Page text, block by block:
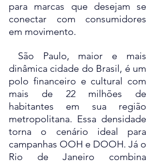
para marcas que desejam se
conectar com consumidores
em movimento.
dinâmica cidade do Brasil, é um
polo financeiro e cultural com
mais de 22 milhões de
habitantes em sua região
metropolitana. Essa densidade
torna o cenário ideal para
campanhas OOH e DOOH. Já o
Rio de Janeiro combina